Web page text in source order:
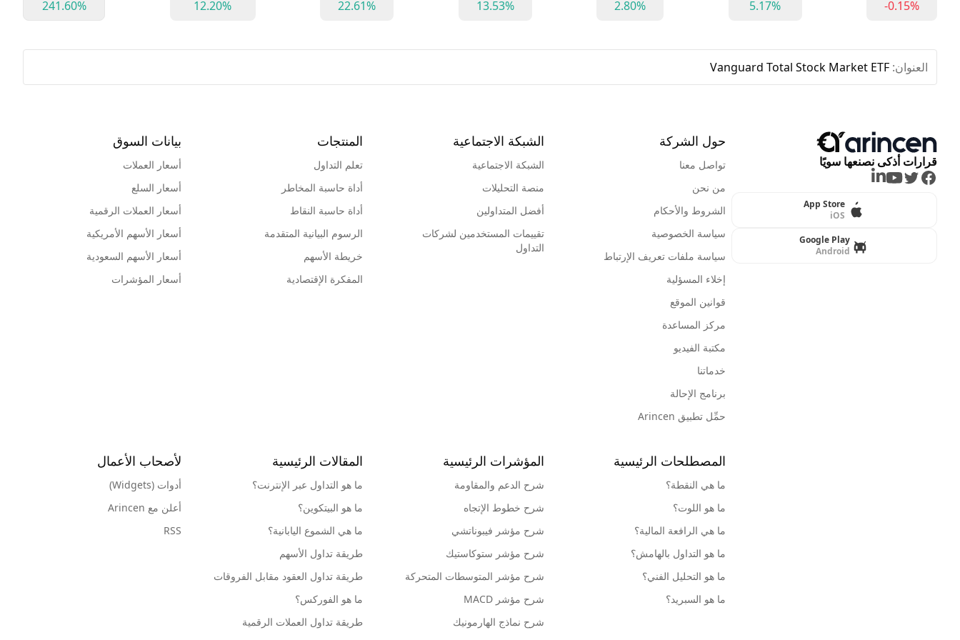
-0.15%
5.17%
2.80%
13.53%
22.61%
12.20%
241.60%
العنوان: Vanguard Total Stock Market ETF
قرارات أذكى نصنعها سويًا
Facebook
Twitter
Youtube
LinkedIn
App Store
iOS
Google Play
Android
حول الشركة
تواصل معنا
من نحن
الشروط والأحكام
سياسة الخصوصية
سياسة ملفات تعريف الإرتباط
إخلاء المسؤلية
قوانين الموقع
مركز المساعدة
مكتبة الفيديو
خدماتنا
برنامج الإحالة
حمِّل تطبيق Arincen
الشبكة الاجتماعية
الشبكة الاجتماعية
منصة التحليلات
أفضل المتداولين
تقييمات المستخدمين لشركات
التداول
المنتجات
تعلم التداول
أداة حاسبة المخاطر
أداة حاسبة النقاط
الرسوم البيانية المتقدمة
خريطة الأسهم
المفكرة الإقتصادية
بيانات السوق
أسعار العملات
أسعار السلع
أسعار العملات الرقمية
أسعار الأسهم الأمريكية
أسعار الأسهم السعودية
أسعار المؤشرات
المصطلحات الرئيسية
ما هي النقطة؟
ما هو اللوت؟
ما هي الرافعة المالية؟
ما هو التداول بالهامش؟
ما هو التحليل الفني؟
ما هو السبريد؟
المؤشرات الرئيسية
شرح الدعم والمقاومة
شرح خطوط الإتجاه
شرح مؤشر فيبوناتشي
شرح مؤشر ستوكاستيك
شرح مؤشر المتوسطات المتحركة
شرح مؤشر MACD
شرح نماذج الهارمونيك
المقالات الرئيسية
ما هو التداول عبر الإنترنت؟
ما هو البيتكوين؟
ما هي الشموع اليابانية؟
طريقة تداول الأسهم
طريقة تداول العقود مقابل الفروقات
ما هو الفوركس؟
طريقة تداول العملات الرقمية
لأصحاب الأعمال
أدوات (Widgets)
أعلن مع Arincen
RSS